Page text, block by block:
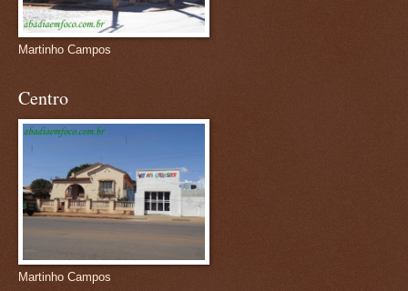
Martinho Campos
Centro
Martinho Campos